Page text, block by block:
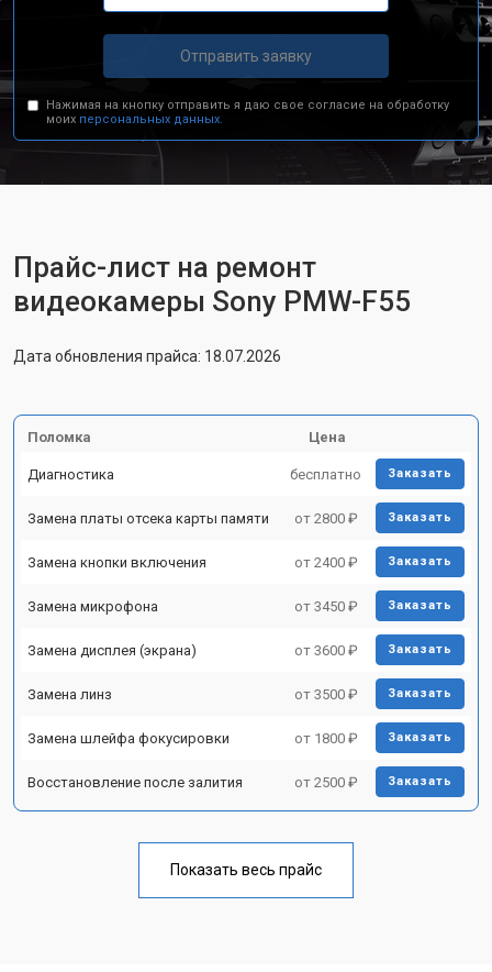
Отправить заявку
Нажимая на кнопку отправить я даю свое согласие на обработку
моих персональных данных.
Прайс-лист на ремонт
видеокамеры Sony PMW-F55
Дата обновления прайса: 18.07.2026
Поломка Цена
Диагностика бесплатно Заказать
Замена платы отсека карты памяти от 2800 ₽ Заказать
Замена кнопки включения от 2400 ₽ Заказать
Замена микрофона от 3450 ₽ Заказать
Замена дисплея (экрана) от 3600 ₽ Заказать
Замена линз от 3500 ₽ Заказать
Замена шлейфа фокусировки от 1800 ₽ Заказать
Восстановление после залития от 2500 ₽ Заказать
Показать весь прайс